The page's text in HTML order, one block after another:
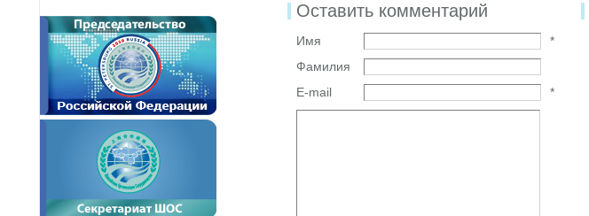
Оставить комментарий
Имя
*
Фамилия
E-mail
*